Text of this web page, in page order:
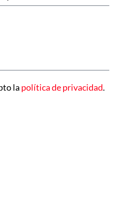
la política de privacidad.